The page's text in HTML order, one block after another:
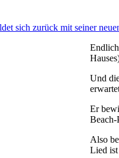
Und
Er
Beach-
Also
Lied ist